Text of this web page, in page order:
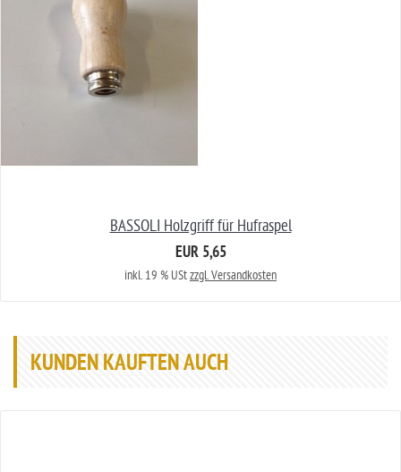
BASSOLI Holzgriff für Hufraspel
EUR 5,65
inkl. 19 % UStzzgl. Versandkosten
KUNDEN KAUFTEN AUCH